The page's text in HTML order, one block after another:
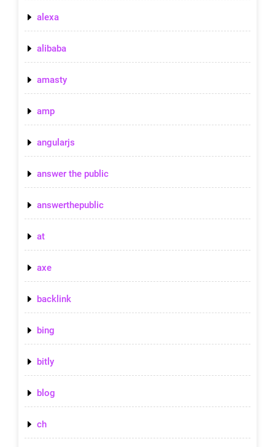
alexa
alibaba
amasty
amp
angularjs
answer the public
answerthepublic
at
axe
backlink
bing
bitly
blog
ch